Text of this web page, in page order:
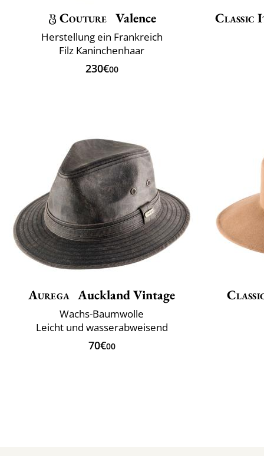
Couture Valence
Herstellung ein Frankreich
Filz Kaninchenhaar
230€00
Classic
Aurega Auckland Vintage
Wachs-Baumwolle
Leicht und wasserabweisend
70€00